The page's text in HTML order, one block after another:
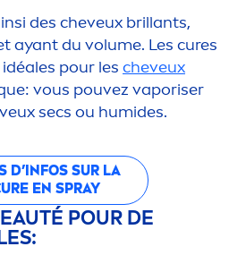
des cheveux brillants,
ayant du volume. Les cures
pour les cheveux
ue: vous pouvez vaporiser
secs ou humides.
D’INFOS SUR LA
EN SPRAY
POUR DE